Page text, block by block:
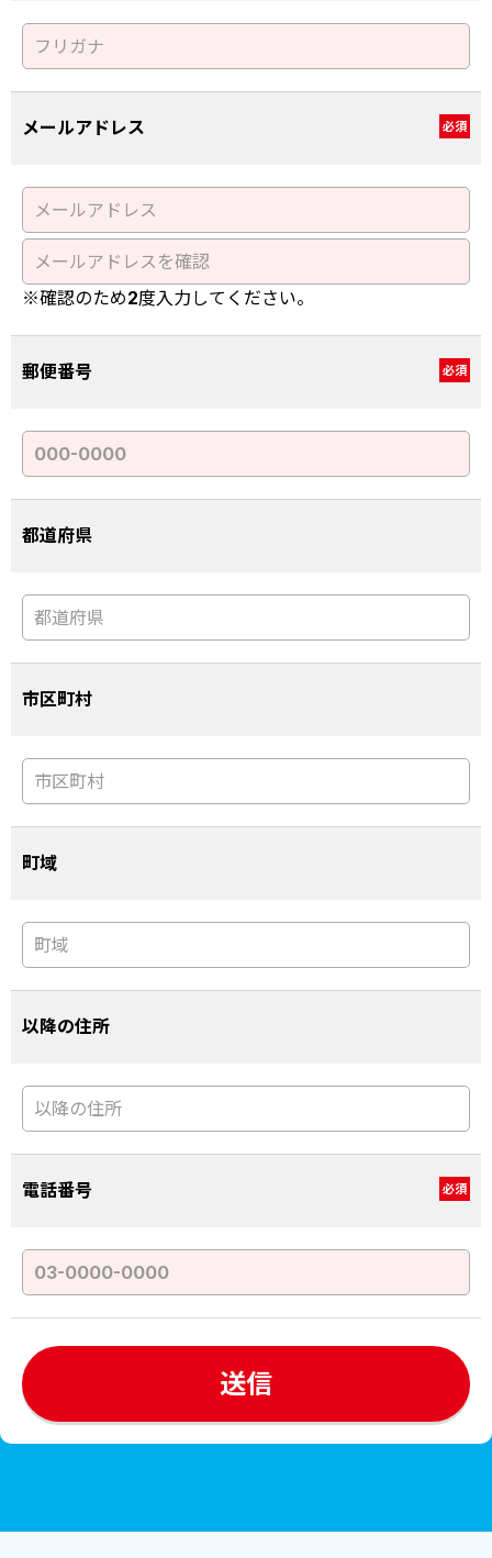
メールアドレス 必須
※確認のため2度入力してください。
郵便番号 必須
都道府県
市区町村
町域
以降の住所
電話番号 必須